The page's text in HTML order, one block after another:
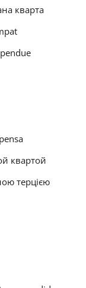
кварта
квартой
терцією